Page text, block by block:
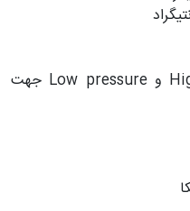
و Low pressure جهت